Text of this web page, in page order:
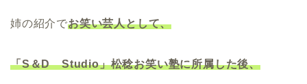
姉の紹介でお笑い芸人として、
「S＆D Studio」松稔お笑い塾に所属した後、